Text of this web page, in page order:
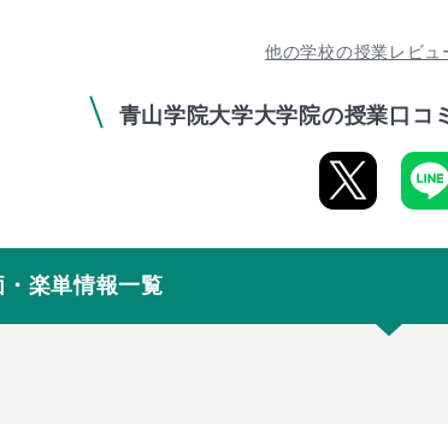
他の学校の授業レビュ
青山学院大学大学院の授業口コ
楽単情報一覧